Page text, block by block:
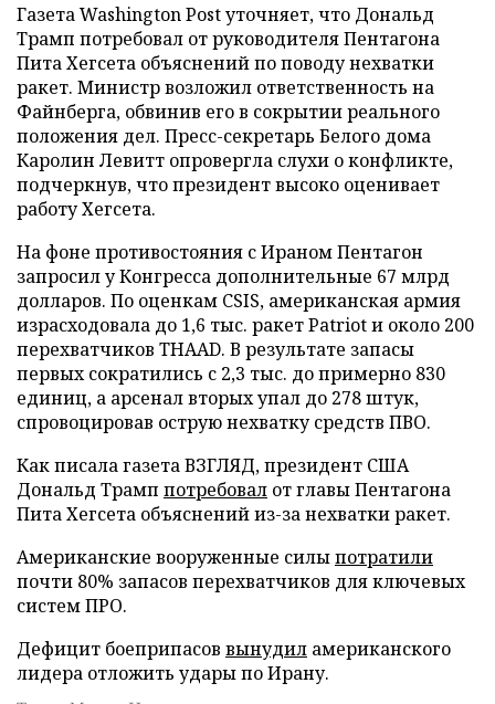
Газета Washington Post уточняет, что Дональд
Трамп потребовал от руководителя Пентагона
Пита Хегсета объяснений по поводу нехватки
ракет. Министр возложил ответственность на
Файнберга, обвинив его в сокрытии реального
положения дел. Пресс-секретарь Белого дома
Каролин Левитт опровергла слухи о конфликте,
подчеркнув, что президент высоко оценивает
работу Хегсета.
На фоне противостояния с Ираном Пентагон
запросил у Конгресса дополнительные 67 млрд
долларов. По оценкам CSIS, американская армия
израсходовала до 1,6 тыс. ракет Patriot и около 200
перехватчиков THAAD. В результате запасы
первых сократились с 2,3 тыс. до примерно 830
единиц, а арсенал вторых упал до 278 штук,
спровоцировав острую нехватку средств ПВО.
Как писала газета ВЗГЛЯД, президент США
Дональд Трамп потребовал от главы Пентагона
Пита Хегсета объяснений из-за нехватки ракет.
Американские вооруженные силыпотратили
почти 80% запасов перехватчиков для ключевых
систем ПРО.
Дефицит боеприпасов вынудил американского
лидера отложить удары по Ирану.